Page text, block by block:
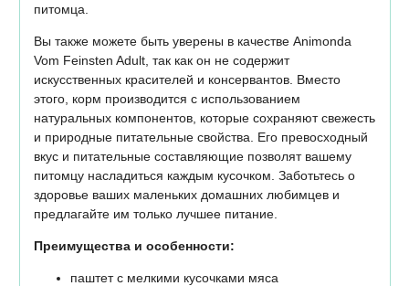
питомца.
Вы также можете быть уверены в качестве Animonda
Vom Feinsten Adult, так как он не содержит
искусственных красителей и консервантов. Вместо
этого, корм производится с использованием
натуральных компонентов, которые сохраняют свежесть
и природные питательные свойства. Его превосходный
вкус и питательные составляющие позволят вашему
питомцу насладиться каждым кусочком. Заботьтесь о
здоровье ваших маленьких домашних любимцев и
предлагайте им только лучшее питание.
Преимущества и особенности:
паштет с мелкими кусочками мяса